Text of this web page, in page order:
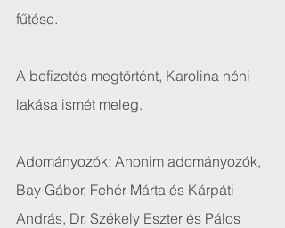
fűtése.
A befizetés megtörtént, Karolina néni
lakása ismét meleg.
Adományozók: Anonim adományozók,
Bay Gábor, Fehér Márta és Kárpáti
András, Dr. Székely Eszter és Pálos